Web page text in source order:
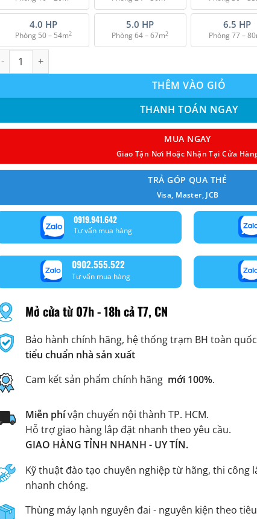
₫ 34.650.000.
4.0 HP
Phòng 50 – 54m2
5.0 HP
Phòng 64 – 67m2
6.5 HP
Phòng 77 –
Máy lạnh áp trần Reetech RU48/RC48 (5.0Hp) - 3 Pha số lượng
THÊM VÀO GIỎ
THANH TOÁN NGAY
MUA NGAY
Giao Tận Nơi Hoặc Nhận Tại Cửa
TRẢ GÓP QUA THẺ
Visa, Master, JCB
0919.941.642
Tư vấn mua hàng
0902.555.522
Tư vấn mua hàng
Mở cửa từ 07h - 18h cả T7, CN
Bảo hành chính hãng, hệ thống trạm BH toàn
tiểu chuẩn nhà sản xuất
Cam kết sản phẩm chính hãng mới 100%.
Miễn phívận chuyển nội thành TP. HCM.
Hỗ trợ giao hàng lắp đặt nhanh theo yêu cầu.
GIAO HÀNG TỈNH NHANH - UY TÍN.
Kỹ thuật đào tạo chuyên nghiệp từ hãng, thi công
nhanh chóng.
Thùng máy lạnh nguyên đai - nguyên kiện theo